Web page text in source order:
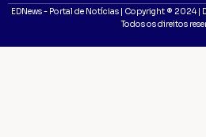
EDNews - Portal de Notícias | Copyright ® 2024 |
Todos os direitos